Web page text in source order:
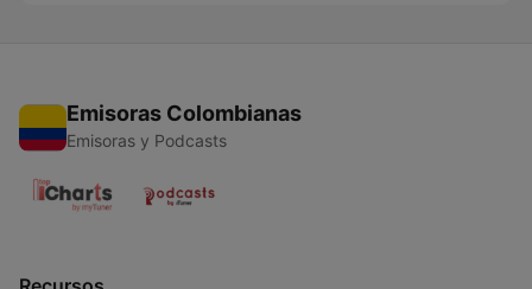
Emisoras Colombianas
Emisoras y Podcasts